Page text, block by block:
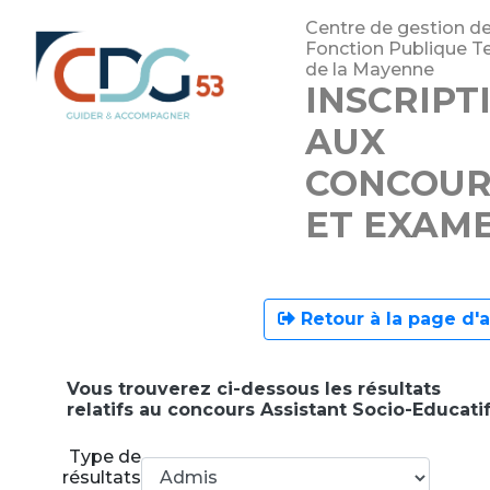
Centre de gestion
Fonction Publique
de la Mayenne
AUX
ET
Retour à la page
Vous trouverez ci-dessous les résultats
relatifs au concours Assistant Socio-
Type de
résultats